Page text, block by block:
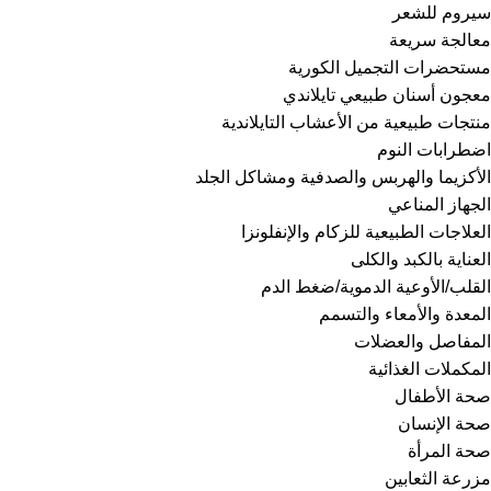
سيروم للشعر
معالجة سريعة
مستحضرات التجميل الكورية
معجون أسنان طبيعي تايلاندي
منتجات طبيعية من الأعشاب التايلاندية
اضطرابات النوم
الأكزيما والهربس والصدفية ومشاكل الجلد
الجهاز المناعي
العلاجات الطبيعية للزكام والإنفلونزا
العناية بالكبد والكلى
القلب/الأوعية الدموية/ضغط الدم
المعدة والأمعاء والتسمم
المفاصل والعضلات
المكملات الغذائية
صحة الأطفال
صحة الإنسان
صحة المرأة
مزرعة الثعابين